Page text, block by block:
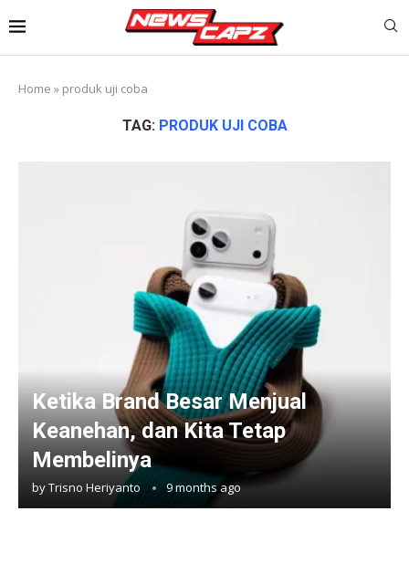
Home » produk uji coba
TAG: PRODUK UJI COBA
Ketika Brand Besar Menjual
Keanehan, dan Kita Tetap
Membelinya
byTrisno Heriyanto 9 months ago